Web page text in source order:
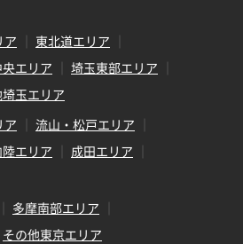
ア
東北道エリア
エリア
埼玉東部エリア
玉エリア
ア
流山・松戸エリア
エリア
成田エリア
多摩南部エリア
その他東京エリア